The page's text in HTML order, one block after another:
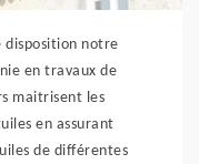
disposition notre
en travaux de
maitrisent les
en assurant
de différentes